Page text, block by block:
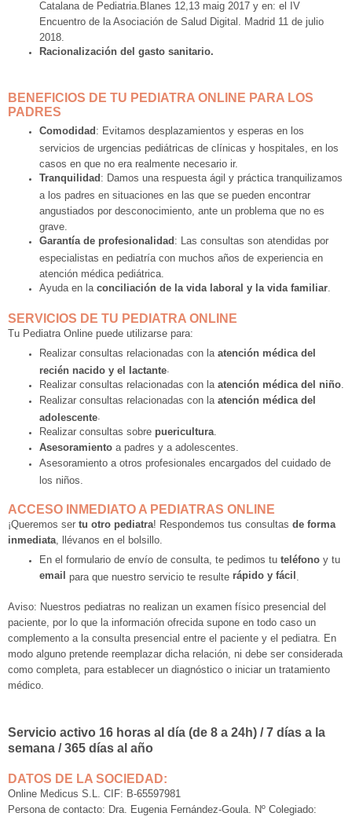
Catalana de Pediatria.Blanes 12,13 maig 2017 y en: el IV
Encuentro de la Asociación de Salud Digital. Madrid 11 de julio
2018.
Racionalización del gasto sanitario.
BENEFICIOS DE TU PEDIATRA ONLINE PARA LOS
PADRES
Comodidad : Evitamos desplazamientos y esperas en los
servicios de urgencias pediátricas de clínicas y hospitales, en los
casos en que no era realmente necesario ir.
Tranquilidad : Damos una respuesta ágil y práctica tranquilizamos
a los padres en situaciones en las que se pueden encontrar
angustiados por desconocimiento, ante un problema que no es
grave.
Garantía de profesionalidad : Las consultas son atendidas por
especialistas en pediatría con muchos años de experiencia en
atención médica pediátrica.
Ayuda en la conciliación de la vida laboral y la vida familiar.
SERVICIOS DE TU PEDIATRA ONLINE
Tu Pediatra Online puede utilizarse para:
Realizar consultas relacionadas con la atención médica del
recién nacido y el lactante.
Realizar consultas relacionadas con la atención médica del niño.
Realizar consultas relacionadas con la atención médica del
adolescente.
Realizar consultas sobre puericultura.
Asesoramiento a padres y a adolescentes.
Asesoramiento a otros profesionales encargados del cuidado de
los niños.
ACCESO INMEDIATO A PEDIATRAS ONLINE
¡Queremos ser tu otro pediatra! Respondemos tus consultas de forma
inmediata, llévanos en el bolsillo.
En el formulario de envío de consulta, te pedimos tu teléfono y tu
email
para que nuestro servicio te resulte rápido y fácil
Aviso: Nuestros pediatras no realizan un examen físico presencial del
paciente, por lo que la información ofrecida supone en todo caso un
complemento a la consulta presencial entre el paciente y el pediatra. En
modo alguno pretende reemplazar dicha relación, ni debe ser considerada
como completa, para establecer un diagnóstico o iniciar un tratamiento
médico.
Servicio activo 16 horas al día (de 8 a 24h) / 7 días a la
semana / 365 días al año
DATOS DE LA SOCIEDAD:
Online Medicus S.L. CIF: B-65597981
Persona de contacto: Dra. Eugenia Fernández-Goula. Nº Colegiado: